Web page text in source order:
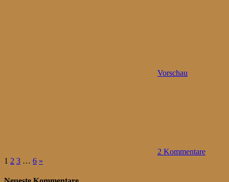
Vorschau
2 Kommentare
Seitennummerierung
der
1 2 3 … 6 Nächste
»